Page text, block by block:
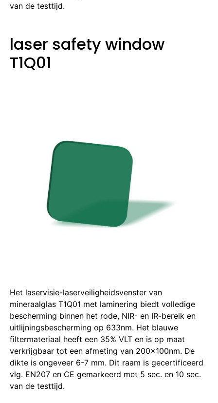
van de testtijd.
laser safety window
T1Q01
Het laservisie-laserveiligheidsvenster van
mineraalglas T1Q01 met laminering biedt volledige
bescherming binnen het rode, NIR- en IR-bereik en
uitlijningsbescherming op 633nm. Het blauwe
filtermateriaal heeft een 35% VLT en is op maat
verkrijgbaar tot een afmeting van 200x100nm. De
dikte is ongeveer 6-7 mm. Dit raam is gecertificeerd
vlg. EN207 en CE gemarkeerd met 5 sec. en 10 sec.
van de testtijd.